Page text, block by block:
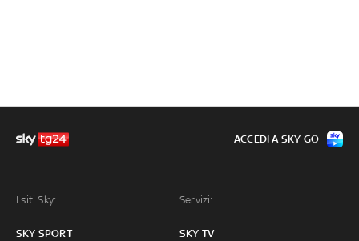
I siti Sky:
SKY SPORT
Servizi:
SKY TV
ACCEDI A SKY GO